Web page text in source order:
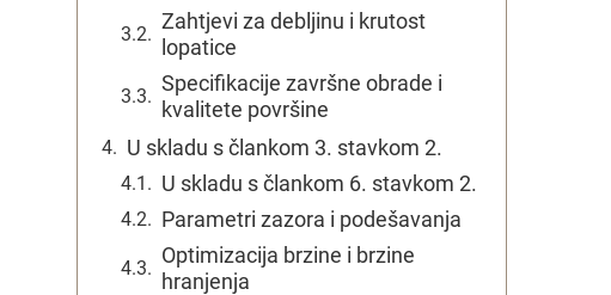
Zahtjevi za debljinu i krutost
lopatice
Specifikacije završne obrade i
kvalitete površine
U skladu s člankom 3. stavkom 2.
U skladu s člankom 6. stavkom 2.
Parametri zazora i podešavanja
Optimizacija brzine i brzine
hranjenja